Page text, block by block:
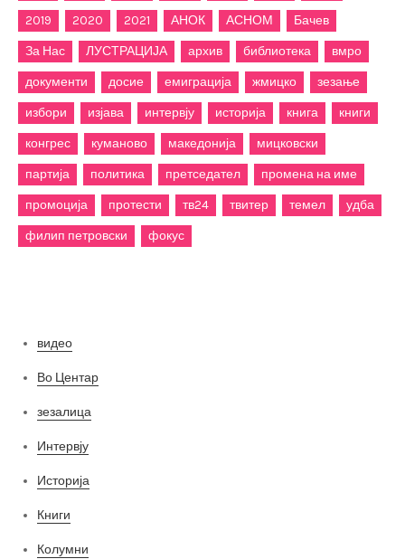
2019
2020 2021 АНОК АСНОМ
Бачев
За Нас
ЛУСТРАЦИЈА архив библиотека
вмро
документи
досие емиграција жмицко
зезање
избори
изјава интервју историја книга
книги
конгрес
куманово македонија
мицковски
партија
политика претседател
промена на име
промоција
протести тв24 твитер темел
удба
филип петровски
фокус
видео
Во Центар
зезалица
Интервју
Историја
Книги
Колумни